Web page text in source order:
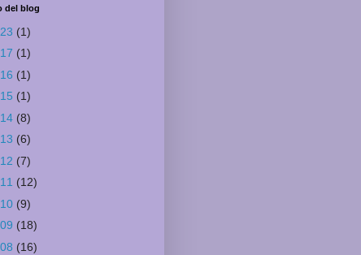
del blog
(1)
(1)
(1)
(1)
(8)
(6)
(7)
(12)
(9)
(18)
(16)